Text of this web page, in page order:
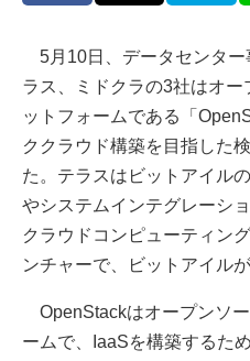
5月10日、データセンター
ラス、ミドクラの3社はオ
ットフォームである「
ククラウド構築を目指した
た。テラスはビットアイル
やシステムインテグレーシ
クラウドコンピューティン
ンチャーで、ビットアイル
OpenStackはオープンソ
ームで、IaaSを構築するた